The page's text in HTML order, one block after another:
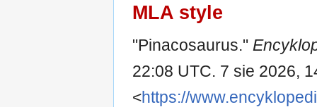
MLA style
"Pinacosaurus."
22:08 UTC. 7 sie 2026,
<https://